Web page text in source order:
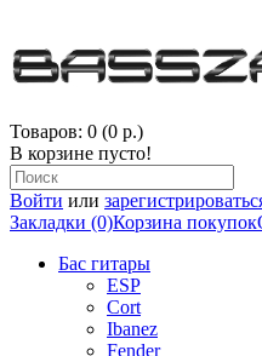
Товаров: 0 (0 р.)
В корзине пусто!
Войти или
Закладки (0)Корзина покупок
Бас гитары
ESP
Cort
Ibanez
Fender